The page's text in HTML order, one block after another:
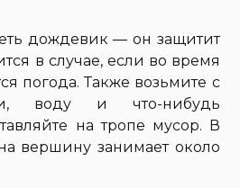
дождевик — он защитит
в случае, если во время
погода. Также возьмите с
воду и что-нибудь
на тропе мусор. В
вершину занимает около